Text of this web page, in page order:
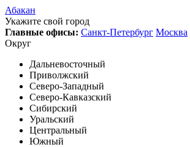
Абакан
Укажите свой город
Главные офисы: Санкт-Петербург Москва
Округ
Дальневосточный
Приволжский
Северо-Западный
Северо-Кавказский
Сибирский
Уральский
Центральный
Южный